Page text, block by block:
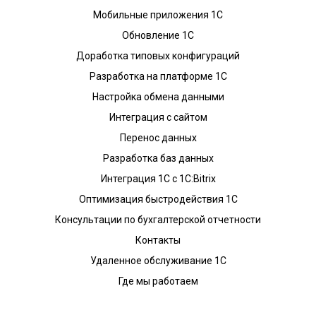
Мобильные приложения 1С
Обновление 1С
Доработка типовых конфигураций
Разработка на платформе 1С
Настройка обмена данными
Интеграция с сайтом
Перенос данных
Разработка баз данных
Интеграция 1С с 1С:Bitrix
Оптимизация быстродействия 1С
Консультации по бухгалтерской отчетности
Контакты
Удаленное обслуживание 1С
Где мы работаем